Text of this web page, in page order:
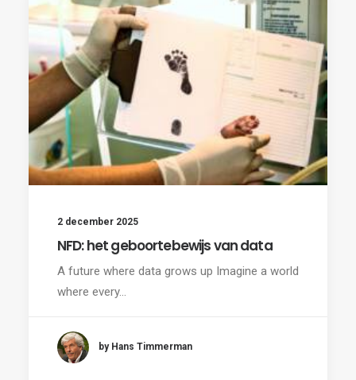
2 december 2025
NFD: het geboortebewijs van data
A future where data grows up Imagine a world
where every…
by Hans Timmerman